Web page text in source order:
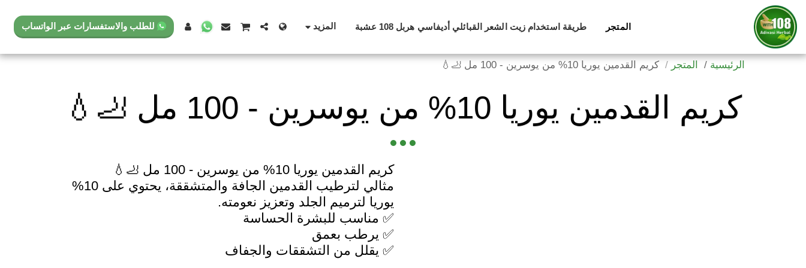
المتجر طريقة استخدام زيت الشعر القبائلي أديفاسي هربل 108 عشبة المزيد للطلب والاستفسارات عبر الواتساب
الرئيسية المتجر كريم القدمين يوريا 10% من يوسرين - 100 مل 🦶💧
كريم القدمين يوريا 10% من يوسرين - 100 مل 🦶💧
مثالي لترطيب القدمين الجافة والمتشققة، يحتوي على 10%
✅ يقلل من التشققات والجفاف